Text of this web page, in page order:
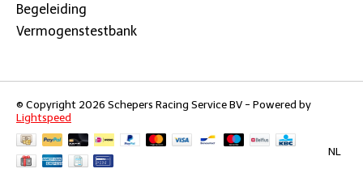
Begeleiding
Vermogenstestbank
© Copyright 2026 Schepers Racing Service BV - Powered by
Lightspeed
NL